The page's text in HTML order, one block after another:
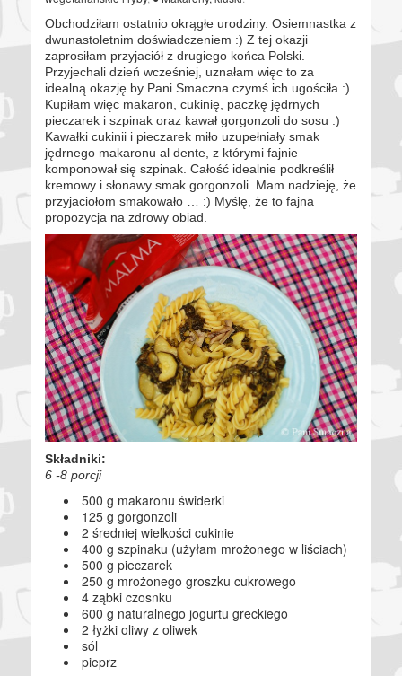
Obchodziłam ostatnio okrągłe urodziny. Osiemnastka z
dwunastoletnim doświadczeniem :) Z tej okazji
zaprosiłam przyjaciół z drugiego końca Polski.
Przyjechali dzień wcześniej, uznałam więc to za
idealną okazję by Pani Smaczna czymś ich ugościła :)
Kupiłam więc makaron, cukinię, paczkę jędrnych
pieczarek i szpinak oraz kawał gorgonzoli do sosu :)
Kawałki cukinii i pieczarek miło uzupełniały smak
jędrnego makaronu al dente, z którymi fajnie
komponował się szpinak. Całość idealnie podkreślił
kremowy i słonawy smak gorgonzoli. Mam nadzieję, że
przyjaciołom smakowało … :) Myślę, że to fajna
propozycja na zdrowy obiad.
Składniki:
6 -8 porcji
500 g makaronu świderki
125 g gorgonzoli
2 średniej wielkości cukinie
400 g szpinaku (użyłam mrożonego w liściach)
500 g pieczarek
250 g mrożonego groszku cukrowego
4 ząbki czosnku
600 g naturalnego jogurtu greckiego
2 łyżki oliwy z oliwek
sól
pieprz